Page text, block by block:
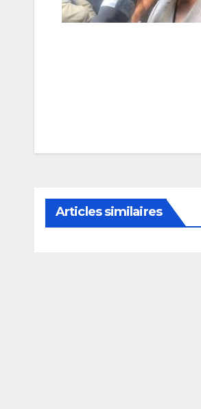
l’article
Articles similaires